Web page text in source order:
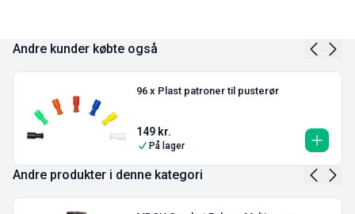
Andre kunder købte også
96 x Plast patroner til pusterør
149 kr.
På lager
Andre produkter i denne kategori